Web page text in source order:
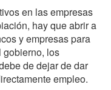
en las empresas
hay que abrir a
y empresas para
gobierno, los
de dejar de dar
empleo.